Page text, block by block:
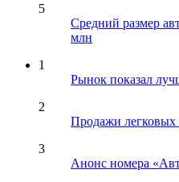
5
Средний размер
млн
1
Рынок показал
2
Продажи легковых
3
Анонс номера